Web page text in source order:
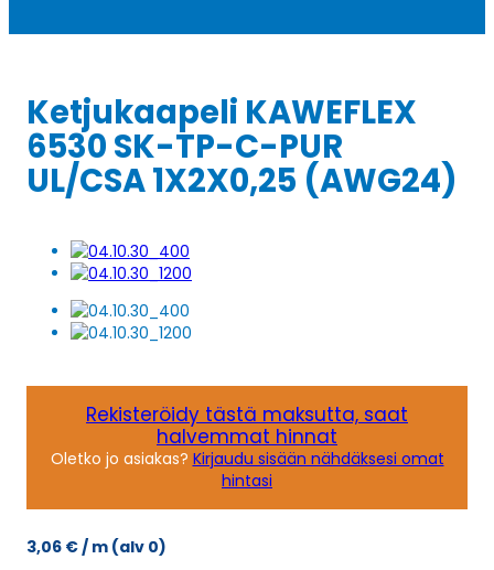
Ketjukaapeli KAWEFLEX
6530 SK-TP-C-PUR
UL/CSA 1X2X0,25 (AWG24)
Rekisteröidy tästä maksutta, saat
halvemmat hinnat
Oletko jo asiakas? Kirjaudu sisään nähdäksesi omat
hintasi
3,06 €/ m (alv 0)